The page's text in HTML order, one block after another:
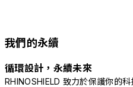
我們的永續
循環設計，永續未來
RHINOSHIELD 致力於保護你的